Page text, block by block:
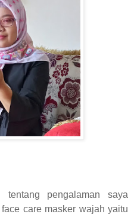
pengalaman saya
care masker wajah yaitu